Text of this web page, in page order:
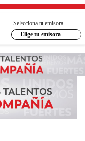
Selecciona tu emisora
Elige tu emisora